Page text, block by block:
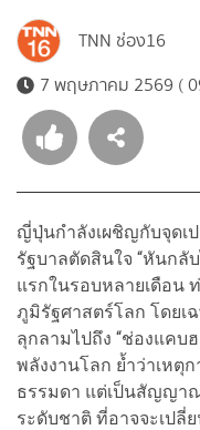
TNN ช่อง16
7 พฤษภาคม 2569 (
ญี่ปุ่นกำลังเผชิญกับจุดเ
รัฐบาลตัดสินใจ “หันกลั
แรกในรอบหลายเดือน
ภูมิรัฐศาสตร์โลก โดยเ
ลุกลามไปถึง “ช่องแคบ
พลังงานโลก ย้ำว่าเหตุ
ธรรมดา แต่เป็นสัญญา
ระดับชาติ ที่อาจจะเปลี่